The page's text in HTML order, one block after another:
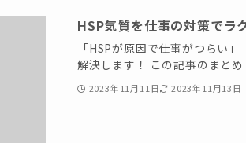
HSP気質を仕事の対策でラ
「HSPが原因で仕事がつらい
解決します！ この記事のまと
2023年11月11日 2023年11月13日